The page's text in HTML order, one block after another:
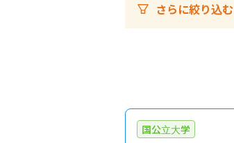
さらに絞り込む
国公立大学